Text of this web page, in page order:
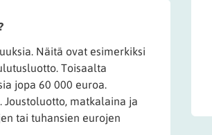
Näitä ovat esimerkiksi
Toisaalta
jopa 60 000 euroa.
Joustoluotto, matkalaina ja
tai tuhansien eurojen